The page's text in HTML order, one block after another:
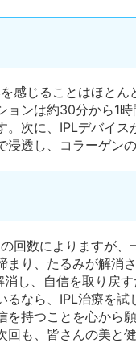
感じることはほとん
ンは約30分から1
次に、IPLデバイス
透し、コラーゲンの
回数によりますが、
り、たるみが解消
し、自信を取り戻
なら、IPL治療を試
を持つことを心から
も、皆さんの美と